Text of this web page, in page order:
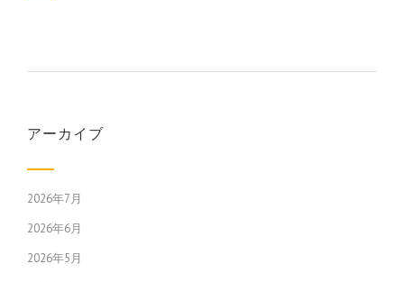
アーカイブ
2026年7月
2026年6月
2026年5月